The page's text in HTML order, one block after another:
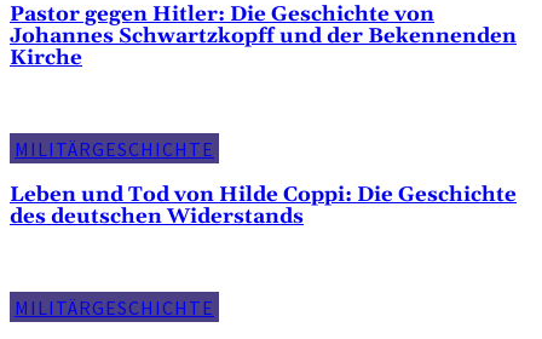
Pastor gegen Hitler: Die Geschichte von
Johannes Schwartzkopff und der Bekennenden
Kirche
MILITÄRGESCHICHTE
Leben und Tod von Hilde Coppi: Die Geschichte
des deutschen Widerstands
MILITÄRGESCHICHTE